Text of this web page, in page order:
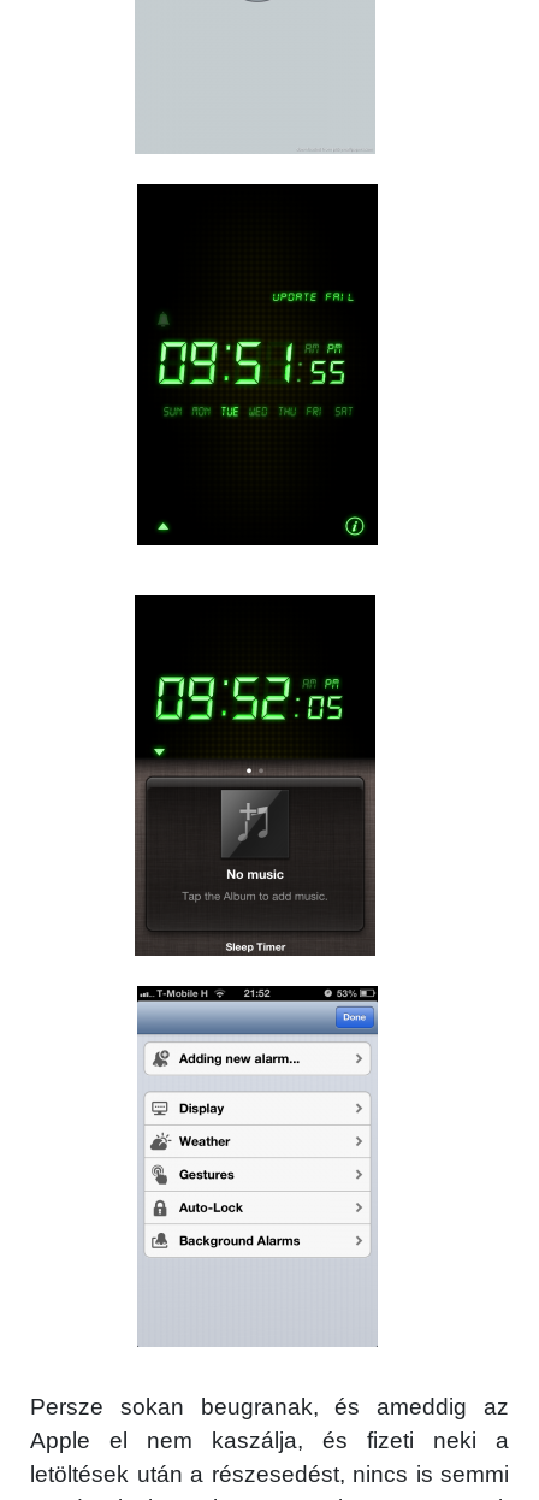
Persze sokan beugranak, és ameddig az
Apple el nem kaszálja, és fizeti neki a
letöltések után a részesedést, nincs is semmi
Főoldal